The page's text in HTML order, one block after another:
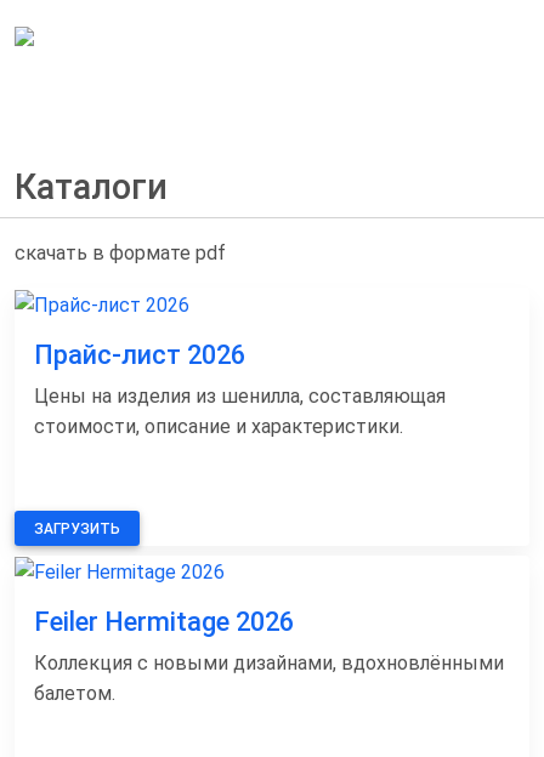
Каталоги
скачать в формате pdf
Прайс-лист 2026
Цены на изделия из шенилла, составляющая
стоимости, описание и характеристики.
ЗАГРУЗИТЬ
Feiler Hermitage 2026
Коллекция с новыми дизайнами, вдохновлёнными
балетом.